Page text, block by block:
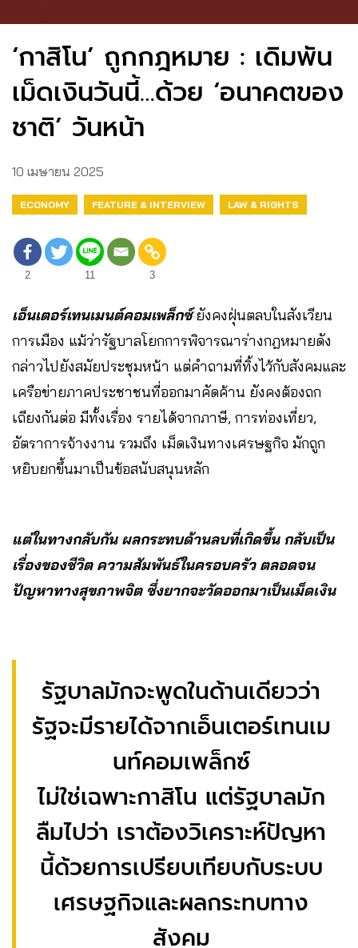
‘กาสิโน’ ถูกกฎหมาย : เดิมพัน
เม็ดเงินวันนี้…ด้วย ‘อนาคตของ
ชาติ’ วันหน้า
10 เมษายน 2025
ECONOMY FEATURE & INTERVIEW LAW & RIGHTS
2 11 3
เอ็นเตอร์เทนเมนต์คอมเพล็กซ์ยังคงฝุ่นตลบในสังเวียน
การเมือง แม้ว่ารัฐบาลโยกการพิจารณาร่างกฎหมายดัง
กล่าวไปยังสมัยประชุมหน้า แต่คำถามที่ทิ้งไว้กับสังคมและ
เครือข่ายภาคประชาชนที่ออกมาคัดค้าน ยังคงต้องถก
เถียงกันต่อ มีทั้งเรื่อง รายได้จากภาษี, การท่องเที่ยว,
อัตราการจ้างงาน รวมถึง เม็ดเงินทางเศรษฐกิจ มักถูก
หยิบยกขึ้นมาเป็นข้อสนับสนุนหลัก
แต่ในทางกลับกัน ผลกระทบด้านลบที่เกิดขึ้น กลับเป็น
เรื่องของชีวิต ความสัมพันธ์ในครอบครัว ตลอดจน
ปัญหาทางสุขภาพจิต ซึ่งยากจะวัดออกมาเป็นเม็ดเงิน
รัฐบาลมักจะพูดในด้านเดียวว่า
รัฐจะมีรายได้จากเอ็นเตอร์เทนเม
นท์คอมเพล็กซ์
ไม่ใช่เฉพาะกาสิโน แต่รัฐบาลมัก
ลืมไปว่า เราต้องวิเคราะห์ปัญหา
นี้ด้วยการเปรียบเทียบกับระบบ
เศรษฐกิจและผลกระทบทาง
สังคม